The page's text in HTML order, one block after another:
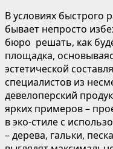
В условиях быстрого
бывает непросто
бюро решать, как
площадка,
эстетической
специалистов из
девелоперский
ярких примеров –
в эко-стиле с
– дерева, гальки,